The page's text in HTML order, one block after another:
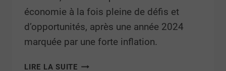
économie à la fois pleine de défis et
d’opportunités, après une année 2024
marquée par une forte inflation.
LIRE LA SUITE